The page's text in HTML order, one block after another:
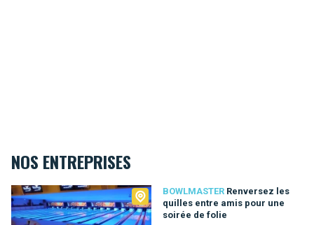
NOS ENTREPRISES
BOWLMASTER Renversez les
quilles entre amis pour une
soirée de folie
Bowlmaster